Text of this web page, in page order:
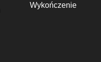
Wykończenie